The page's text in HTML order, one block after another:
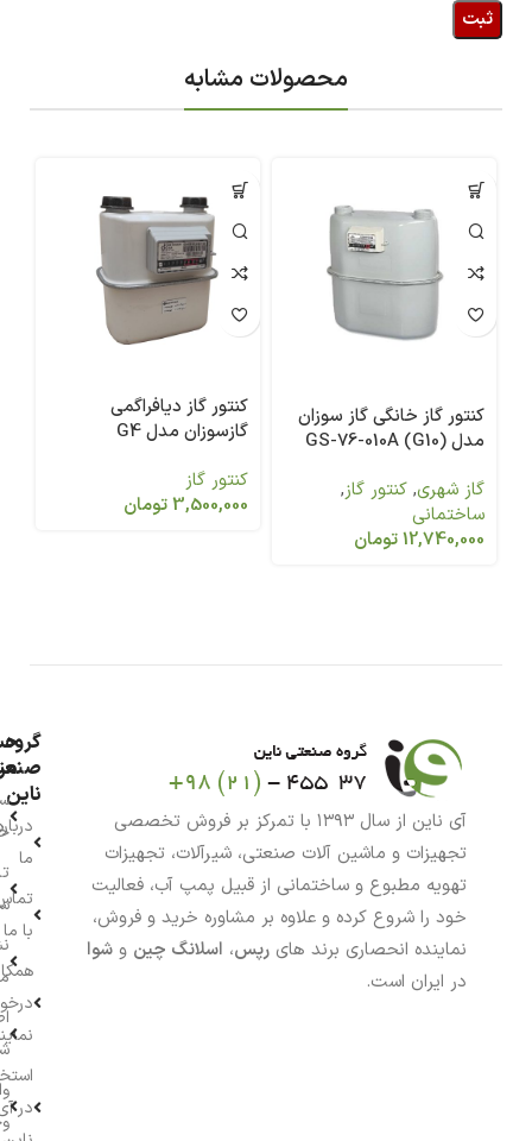
محصولات مشابه
کنتور گاز خانگی گاز سوزان
مدل (GS-76-010A (G10
گاز شهری, کنتور گاز,
ساختمانی
12,740,000تومان
کنتور گاز دیافراگمی
گازسوزان مدل G4
کنتور گاز
3,500,000تومان
آی ناین از سال ۱۳۹۳ با تمرکز بر فروش تخصصی
تجهیزات و ماشین آلات صنعتی، شیرآلات، تجهیزات
تهویه مطبوع و ساختمانی از قبیل پمپ آب، فعالیت
خود را شروع کرده و علاوه بر مشاوره خرید و فروش،
نماینده انحصاری برند های رپس، اسلانگ چین و شوا
در ایران است.
گروه
ناین
ما
با ما
در